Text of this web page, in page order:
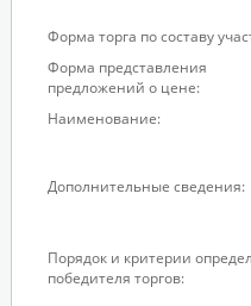
Форма торга по составу
Форма представления
предложений о цене:
Наименование:
Дополнительные сведения:
Порядок и критерии
победителя торгов: